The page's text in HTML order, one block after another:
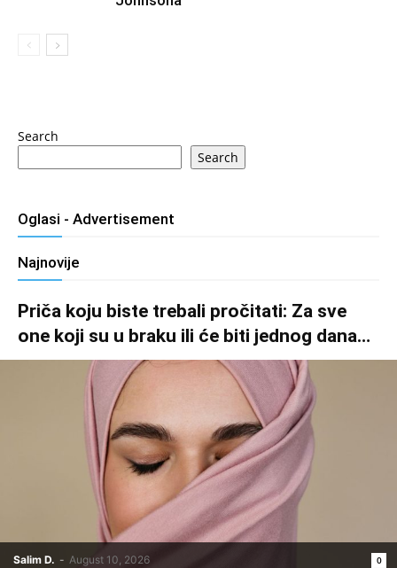
Search
Search
Oglasi - Advertisement
Najnovije
Priča koju biste trebali pročitati: Za sve
one koji su u braku ili će biti jednog dana…
Salim D. - August 10, 2026 0